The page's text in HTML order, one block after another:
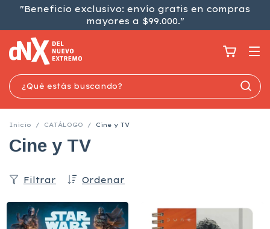
"Beneficio exclusivo: envío gratis en compras
mayores a $99.000."
Inicio / CATÁLOGO / Cine y TV
Cine y TV
Ordenar
Filtrar